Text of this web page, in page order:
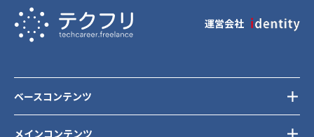
運営会社
メインコンテンツ
ベースコンテンツ